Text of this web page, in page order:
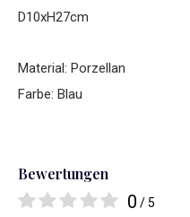
D10xH27cm
Material: Porzellan
Farbe: Blau
Bewertungen
0 / 5